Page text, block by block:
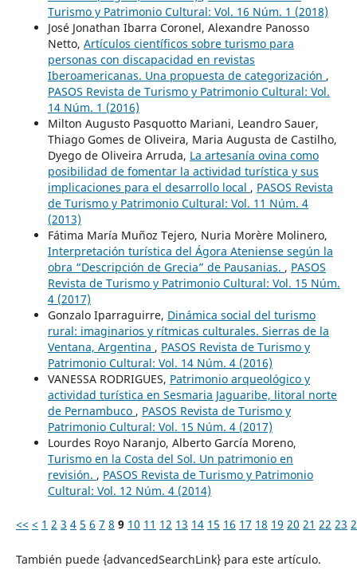
Turismo y Patrimonio Cultural: Vol. 16 Núm. 1 (2018)
José Jonathan Ibarra Coronel, Alexandre Panosso
Netto, Artículos científicos sobre turismo para
personas con discapacidad en revistas
Iberoamericanas. Una propuesta de categorización ,
PASOS Revista de Turismo y Patrimonio Cultural: Vol.
14 Núm. 1 (2016)
Milton Augusto Pasquotto Mariani, Leandro Sauer,
Thiago Gomes de Oliveira, Maria Augusta de Castilho,
Dyego de Oliveira Arruda, La artesanía ovina como
posibilidad de fomentar la actividad turística y sus
implicaciones para el desarrollo local , PASOS Revista
de Turismo y Patrimonio Cultural: Vol. 11 Núm. 4
(2013)
Fátima María Muñoz Tejero, Nuria Morère Molinero,
Interpretación turística del Ágora Ateniense según la
obra “Descripción de Grecia” de Pausanias. , PASOS
Revista de Turismo y Patrimonio Cultural: Vol. 15 Núm.
4 (2017)
Gonzalo Iparraguirre, Dinámica social del turismo
rural: imaginarios y rítmicas culturales. Sierras de la
Ventana, Argentina , PASOS Revista de Turismo y
Patrimonio Cultural: Vol. 14 Núm. 4 (2016)
VANESSA RODRIGUES, Patrimonio arqueológico y
actividad turística en Sesmaria Jaguaribe, litoral norte
de Pernambuco , PASOS Revista de Turismo y
Patrimonio Cultural: Vol. 15 Núm. 4 (2017)
Lourdes Royo Naranjo, Alberto García Moreno,
Turismo en la Costa del Sol. Un patrimonio en
revisión. , PASOS Revista de Turismo y Patrimonio
Cultural: Vol. 12 Núm. 4 (2014)
<< < 1 2 3 4 5 6 7 8 9 10 11 12 13 14 15 16 17 18 19 20 21 22 23
También puede {advancedSearchLink} para este artículo.